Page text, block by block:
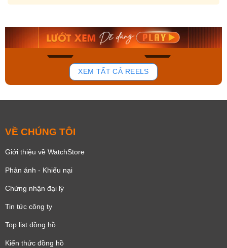
163
Mua ngay Mua ngay
XEM TẤT CẢ REELS
VỀ CHÚNG TÔI
Giới thiệu về WatchStore
Phản ánh - Khiếu nại
Chứng nhận đại lý
Tin tức công ty
Top list đồng hồ
Kiến thức đồng hồ